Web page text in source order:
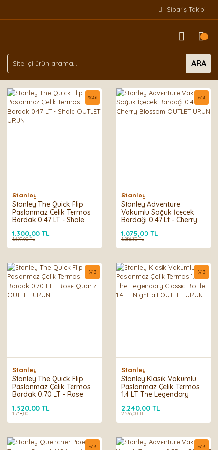
Sipariş Takibi
ARA
Stanley
Stanley The Quick Flip
Paslanmaz Çelik Termos
Bardak 0.47 LT - Shale
%23
1.300,00 TL
1.699,00 TL
Stanley
Stanley Adventure
Vakumlu Soğuk İçecek
Bardağı 0.47 Lt - Cherry
%13
1.075,00 TL
1.236,30 TL
Stanley
Stanley The Quick Flip
Paslanmaz Çelik Termos
Bardak 0.70 LT - Rose
%13
1.520,00 TL
1.748,00 TL
Stanley
Stanley Klasik Vakumlu
Paslanmaz Çelik Termos
1.4 LT The Legendary
Nightfall OUTLET ÜRÜN
%13
2.240,00 TL
2.576,00 TL
%13 %13